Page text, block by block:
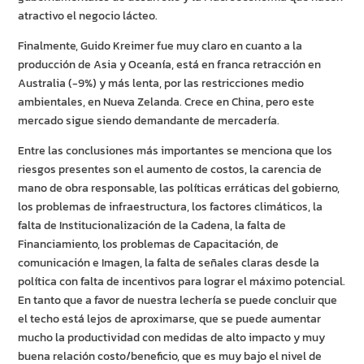
atractivo el negocio lácteo.
Finalmente, Guido Kreimer fue muy claro en cuanto a la
producción de Asia y Oceanía, está en franca retracción en
Australia (-9%) y más lenta, por las restricciones medio
ambientales, en Nueva Zelanda. Crece en China, pero este
mercado sigue siendo demandante de mercadería.
Entre las conclusiones más importantes se menciona que los
riesgos presentes son el aumento de costos, la carencia de
mano de obra responsable, las políticas erráticas del gobierno,
los problemas de infraestructura, los factores climáticos, la
falta de Institucionalización de la Cadena, la falta de
Financiamiento, los problemas de Capacitación, de
comunicación e Imagen, la falta de señales claras desde la
política con falta de incentivos para lograr el máximo potencial.
En tanto que a favor de nuestra lechería se puede concluir que
el techo está lejos de aproximarse, que se puede aumentar
mucho la productividad con medidas de alto impacto y muy
buena relación costo/beneficio, que es muy bajo el nivel de